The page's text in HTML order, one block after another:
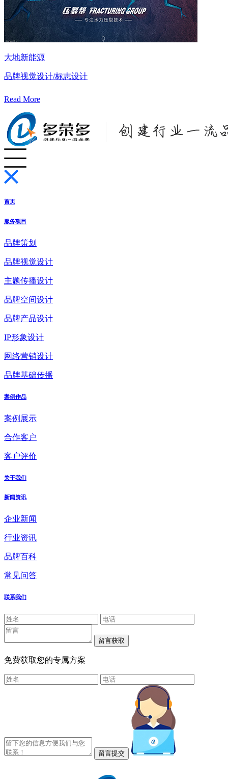
大地新能源
品牌视觉设计/标志设计
Read More
首页
服务项目
品牌策划
品牌视觉设计
主题传播设计
品牌空间设计
品牌产品设计
IP形象设计
网络营销设计
品牌基础传播
案例作品
案例展示
合作客户
客户评价
关于我们
新闻资讯
企业新闻
行业资讯
品牌百科
常见问答
联系我们
免费获取您的专属方案